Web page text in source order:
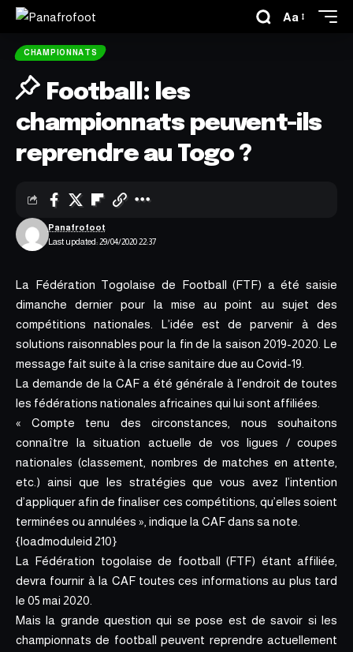
Aa
CHAMPIONNATS
Football: les
championnats peuvent-ils
reprendre au Togo ?
Last updated: 29/04/2020 22:37
Panafrofoot
La Fédération Togolaise de Football (FTF) a été saisie
dimanche dernier pour la mise au point au sujet des
compétitions nationales. L’idée est de parvenir à des
solutions raisonnables pour la fin de la saison 2019-2020. Le
message fait suite à la crise sanitaire due au Covid-19.
La demande de la CAF a été générale à l’endroit de toutes
les fédérations nationales africaines qui lui sont affiliées.
« Compte tenu des circonstances, nous souhaitons
connaître la situation actuelle de vos ligues / coupes
nationales (classement, nombres de matches en attente,
etc.) ainsi que les stratégies que vous avez l’intention
d’appliquer afin de finaliser ces compétitions, qu’elles soient
terminées ou annulées », indique la CAF dans sa note.
{loadmoduleid 210}
La Fédération togolaise de football (FTF) étant affiliée,
devra fournir à la CAF toutes ces informations au plus tard
le 05 mai 2020.
Mais la grande question qui se pose est de savoir si les
championnats de football peuvent reprendre actuellement